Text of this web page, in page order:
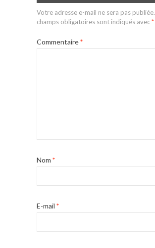
Votre adresse e-mail ne sera pas publiée.
champs obligatoires sont indiqués avec*
Commentaire*
Nom *
E-mail *